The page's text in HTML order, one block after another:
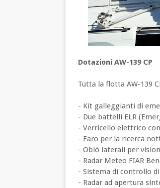
Dotazioni AW-139 CP
Tutta la flotta AW-139
- Kit galleggianti di
- Due battelli ELR
- Verricello elettrico
- Faro per la ricerca
- Oblò laterali per
- Radar Meteo FIAR
- Sistema di controllo
- Radar ad apertura